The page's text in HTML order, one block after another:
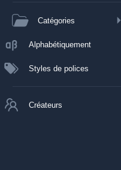
Catégories
Alphabétiquement
Styles de polices
Créateurs